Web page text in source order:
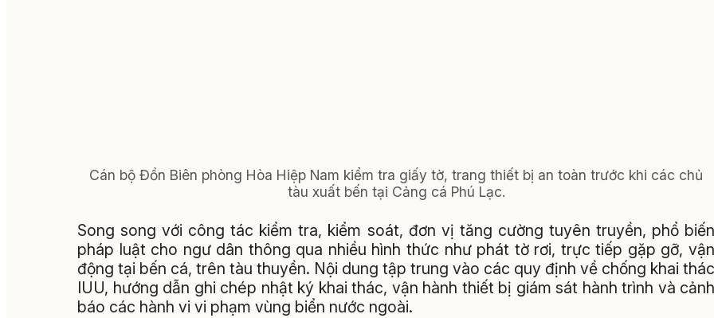
Cán bộ Đồn Biên phòng Hòa Hiệp Nam kiểm tra giấy tờ, trang thiết bị an toàn trước khi các chủ
tàu xuất bến tại Cảng cá Phú Lạc.
Song song với công tác kiểm tra, kiểm soát, đơn vị tăng cường tuyên truyền, phổ biến
pháp luật cho ngư dân thông qua nhiều hình thức như phát tờ rơi, trực tiếp gặp gỡ, vận
động tại bến cá, trên tàu thuyền. Nội dung tập trung vào các quy định về chống khai thác
IUU, hướng dẫn ghi chép nhật ký khai thác, vận hành thiết bị giám sát hành trình và cảnh
báo các hành vi vi phạm vùng biển nước ngoài.